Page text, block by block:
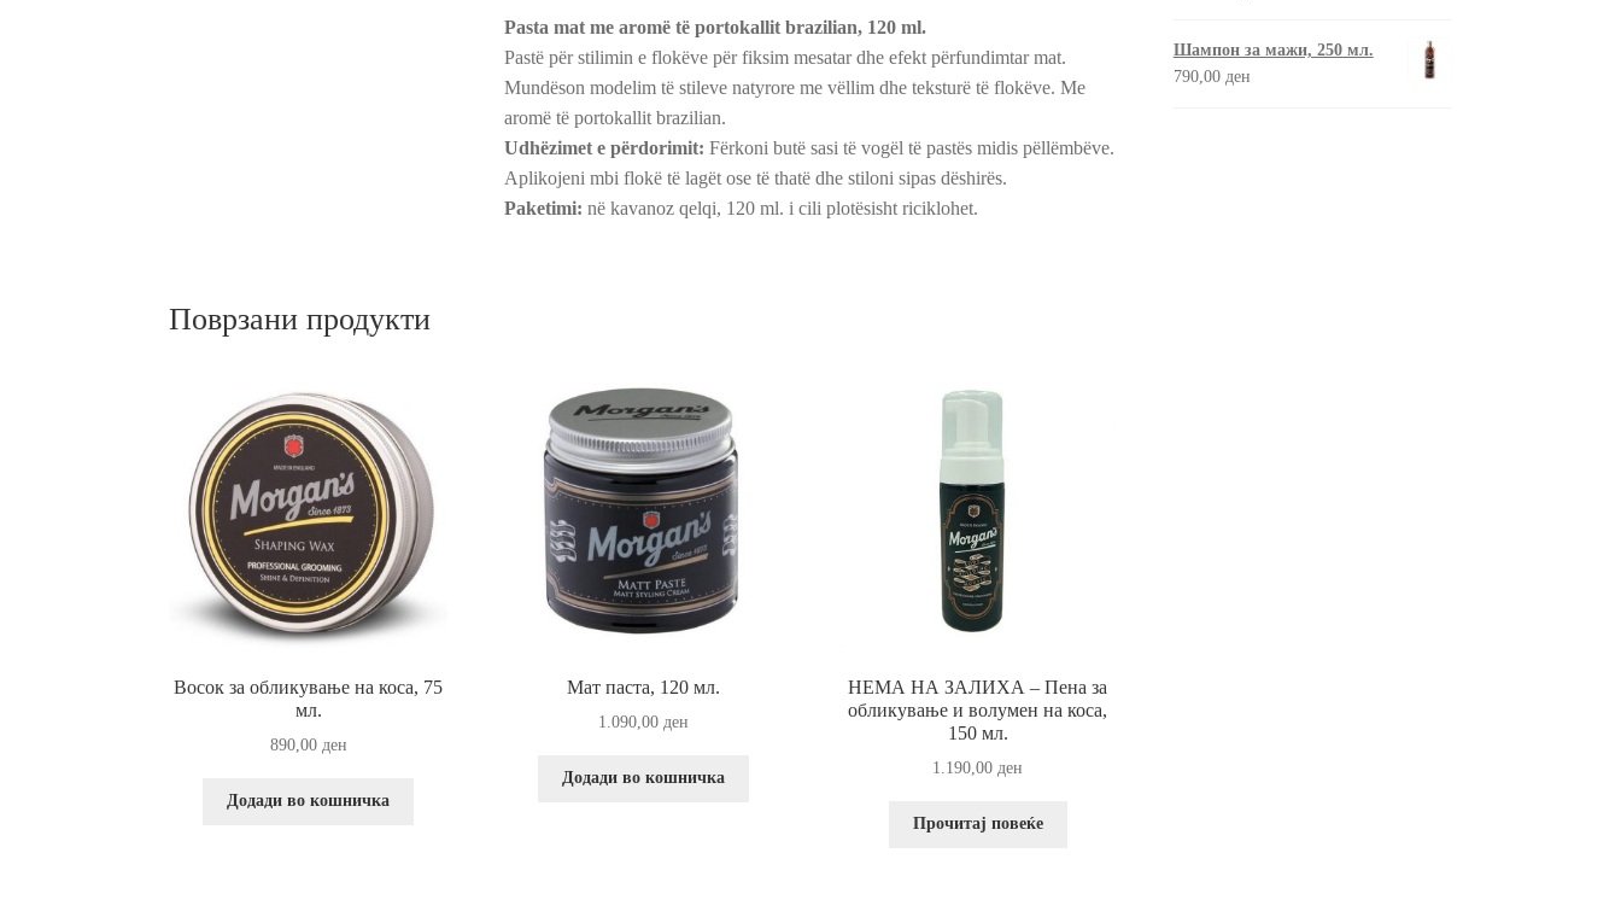
Pasta mat me aromë të portokallit brazilian, 120 ml.
Pastë për stilimin e flokëve për fiksim mesatar dhe efekt përfundimtar mat.
Mundëson modelim të stileve natyrore me vëllim dhe teksturë të flokëve. Me
aromë të portokallit brazilian.
Udhëzimet e përdorimit: Fërkoni butë sasi të vogël të pastës midis pëllëmbëve.
Aplikojeni mbi flokë të lagët ose të thatë dhe stiloni sipas dëshirës.
Paketimi: në kavanoz qelqi, 120 ml. i cili plotësisht riciklohet.
Поврзани продукти
Восок за обликување на коса, 75
мл.
890,00 ден
Додади во кошничка
Мат паста, 120 мл.
1.090,00 ден
Додади во кошничка
НЕМА НА ЗАЛИХА – Пена за
обликување и волумен на коса,
150 мл.
1.190,00 ден
Прочитај повеќе
Шампон за мажи, 250 мл.
790,00 ден